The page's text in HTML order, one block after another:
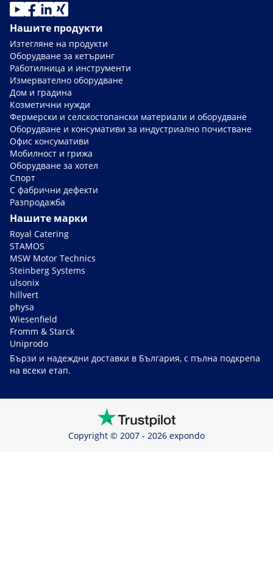
Нашите продукти
Изтегляне на продукти
Оборудване за кетъринг
Работилница и инструменти
Измервателно оборудване
Дом и градина
Козметични нужди
Фермерски и селскостопански материали и оборудване
Оборудване и консумативи за индустриално почистване
Офис консумативи
Мобилност и грижа
Оборудване за хотел
Спорт
С фабрични дефекти
Разпродажба
Нашите марки
Royal Catering
STAMOS
MSW Motor Technics
Steinberg Systems
ulsonix
hillvert
physa
Wiesenfield
Fromm & Starck
Uniprodo
Бързи и надеждни доставки в България, с пълна подкрепа
на всеки етап.
Copyright © 2007 - 2026 expondo